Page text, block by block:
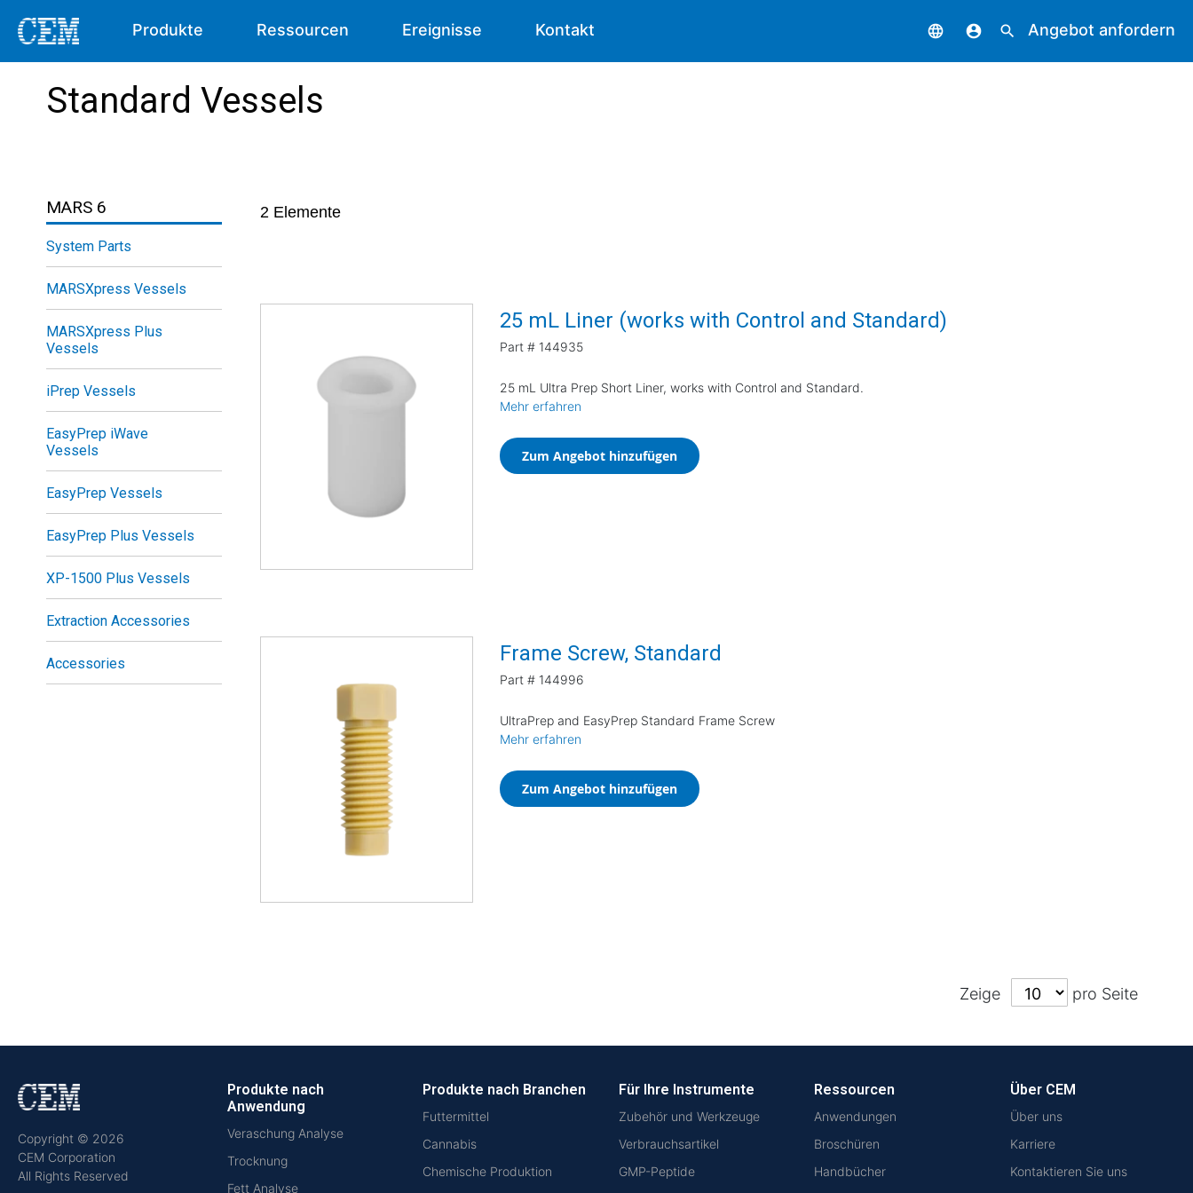
Produkte Ressourcen Ereignisse Kontakt language account_circle search Angebot anfordern
Standard Vessels
2 Elemente
25 mL Liner (works with Control and Standard)
Part # 144935
25 mL Ultra Prep Short Liner, works with Control and Standard.
Mehr erfahren
Zum Angebot hinzufügen
Frame Screw, Standard
Part # 144996
UltraPrep and EasyPrep Standard Frame Screw
Mehr erfahren
Zum Angebot hinzufügen
Zeige pro Seite
MARS 6
System Parts
MARSXpress Vessels
MARSXpress Plus
Vessels
iPrep Vessels
EasyPrep iWave
Vessels
EasyPrep Vessels
EasyPrep Plus Vessels
XP-1500 Plus Vessels
Extraction Accessories
Accessories
Copyright © 2026
CEM Corporation
All Rights Reserved
Produkte nach
Anwendung
Veraschung Analyse
Trocknung
Fett Analyse
Produkte nach Branchen
Futtermittel
Cannabis
Chemische Produktion
Für Ihre Instrumente
Zubehör und Werkzeuge
Verbrauchsartikel
GMP-Peptide
Ressourcen
Anwendungen
Broschüren
Handbücher
Über CEM
Über uns
Karriere
Kontaktieren Sie uns